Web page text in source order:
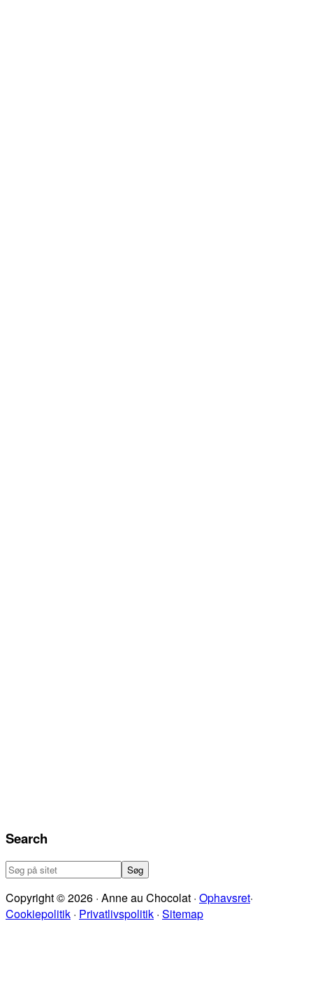
Search
Søg
sitet
Copyright © 2026 · Anne au Chocolat · Ophavsret·
Cookiepolitik · Privatlivspolitik · Sitemap